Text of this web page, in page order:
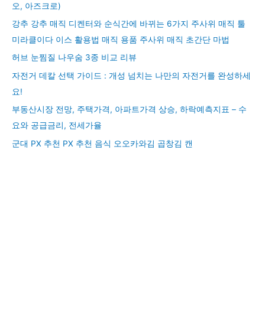
오, 아즈크로)
강추 강추 매직 디켄터와 순식간에 바뀌는 6가지 주사위 매직 툴
미라클이다 이스 활용법 매직 용품 주사위 매직 초간단 마법
허브 눈찜질 나우숨 3종 비교 리뷰
자전거 데칼 선택 가이드 : 개성 넘치는 나만의 자전거를 완성하세
요!
부동산시장 전망, 주택가격, 아파트가격 상승, 하락예측지표 – 수
요와 공급금리, 전세가율
군대 PX 추천 PX 추천 음식 오오카와김 곱창김 캔